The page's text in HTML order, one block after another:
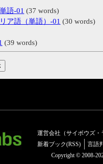
語-01 (37 words)
ア語（単語）-01 (30 words)
(39 words)
運営会社（サイボウズ・
新着ブック(RSS)
言語
Copyright © 2008-